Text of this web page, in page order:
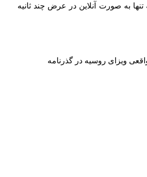
به صورت آنلاین در عرض چند ثانیه